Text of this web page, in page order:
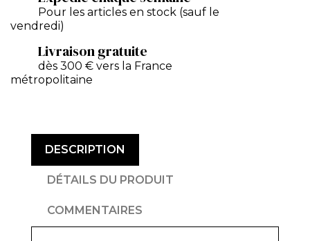
Pour les articles en stock (sauf le
vendredi)
Livraison gratuite
dès 300 € vers la France
métropolitaine
DESCRIPTION
DÉTAILS DU PRODUIT
COMMENTAIRES